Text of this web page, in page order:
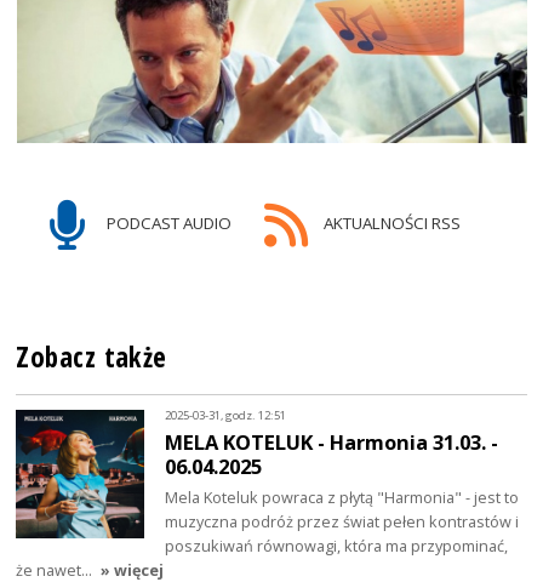
PODCAST AUDIO AKTUALNOŚCI RSS
Zobacz także
2025-03-31, godz. 12:51
MELA KOTELUK - Harmonia 31.03. -
06.04.2025
Mela Koteluk powraca z płytą "Harmonia" - jest to
muzyczna podróż przez świat pełen kontrastów i
poszukiwań równowagi, która ma przypominać,
że nawet… » więcej